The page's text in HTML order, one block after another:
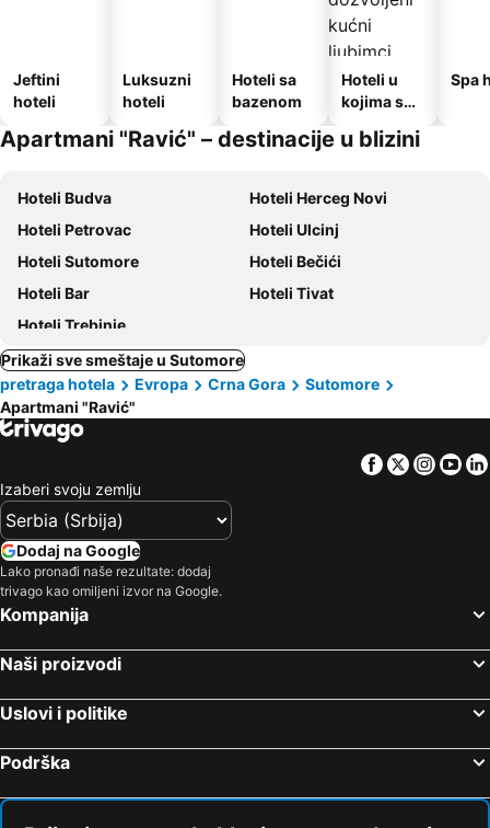
Jeftini
hoteli
Luksuzni
hoteli
Hoteli sa
bazenom
Hoteli u
kojima su
kućni
Spa
Apartmani "Ravić" – destinacije u blizini
Hoteli Budva
Hoteli Herceg Novi
Hoteli Petrovac
Hoteli Ulcinj
Hoteli Sutomore
Hoteli Bečići
Hoteli Bar
Hoteli Tivat
Hoteli Trebinje
Prikaži sve smeštaje u Sutomore
pretraga hotela
Evropa Crna Gora
Sutomore
Apartmani "Ravić"
Facebook
Twitter
Izaberi svoju zemlju
Dodaj na Google
Lako pronađi naše rezultate: dodaj
trivago kao omiljeni izvor na Google.
Kompanija
Naši proizvodi
Uslovi i politike
Podrška